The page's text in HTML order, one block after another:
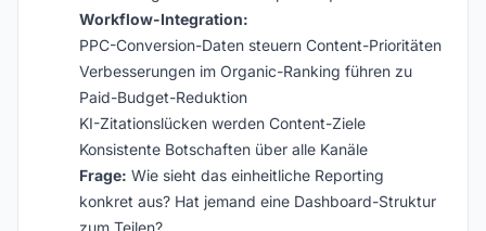
Workflow-Integration:
PPC-Conversion-Daten steuern Content-Prioritäten
Verbesserungen im Organic-Ranking führen zu
Paid-Budget-Reduktion
KI-Zitationslücken werden Content-Ziele
Konsistente Botschaften über alle Kanäle
Frage: Wie sieht das einheitliche Reporting
konkret aus? Hat jemand eine Dashboard-Struktur
zum Teilen?